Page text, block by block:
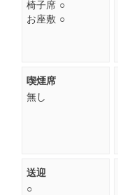
椅子席 ○
お座敷 ○
喫煙席
無し
送迎
○